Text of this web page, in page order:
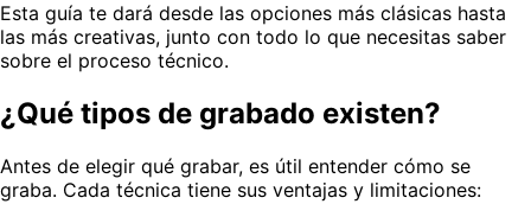
Esta guía te dará desde las opciones más clásicas hasta
las más creativas, junto con todo lo que necesitas saber
sobre el proceso técnico.
¿Qué tipos de grabado existen?
Antes de elegir qué grabar, es útil entender cómo se
graba. Cada técnica tiene sus ventajas y limitaciones: